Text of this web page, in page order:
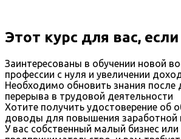
Этот курс для вас, если
Заинтересованы в обучении новой
профессии с нуля и увеличении
Необходимо обновить знания после
перерыва в трудовой деятельности
Хотите получить удостоверение об
доводы для повышения заработной
У вас собственный малый бизнес